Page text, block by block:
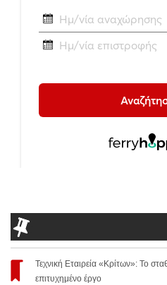
Τεχνική Εταιρεία «Κρίτων»: Το
επιτυχημένο έργο